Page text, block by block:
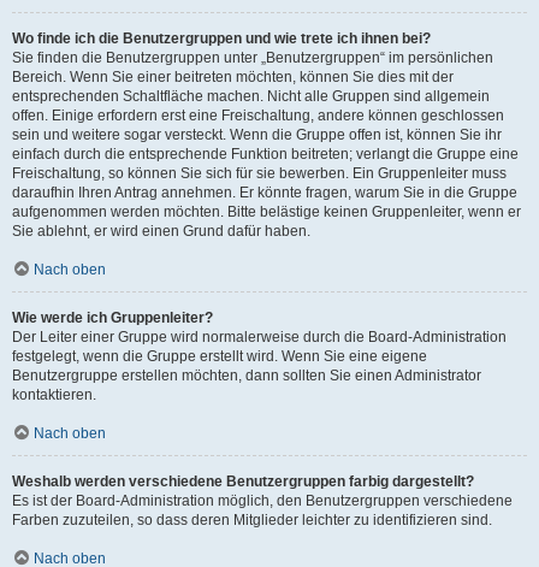
Wo finde ich die Benutzergruppen und wie trete ich ihnen bei?
Sie finden die Benutzergruppen unter „Benutzergruppen“ im persönlichen
Bereich. Wenn Sie einer beitreten möchten, können Sie dies mit der
entsprechenden Schaltfläche machen. Nicht alle Gruppen sind allgemein
offen. Einige erfordern erst eine Freischaltung, andere können geschlossen
sein und weitere sogar versteckt. Wenn die Gruppe offen ist, können Sie ihr
einfach durch die entsprechende Funktion beitreten; verlangt die Gruppe eine
Freischaltung, so können Sie sich für sie bewerben. Ein Gruppenleiter muss
daraufhin Ihren Antrag annehmen. Er könnte fragen, warum Sie in die Gruppe
aufgenommen werden möchten. Bitte belästige keinen Gruppenleiter, wenn er
Sie ablehnt, er wird einen Grund dafür haben.
Nach oben
Wie werde ich Gruppenleiter?
Der Leiter einer Gruppe wird normalerweise durch die Board-Administration
festgelegt, wenn die Gruppe erstellt wird. Wenn Sie eine eigene
Benutzergruppe erstellen möchten, dann sollten Sie einen Administrator
kontaktieren.
Nach oben
Weshalb werden verschiedene Benutzergruppen farbig dargestellt?
Es ist der Board-Administration möglich, den Benutzergruppen verschiedene
Farben zuzuteilen, so dass deren Mitglieder leichter zu identifizieren sind.
Nach oben